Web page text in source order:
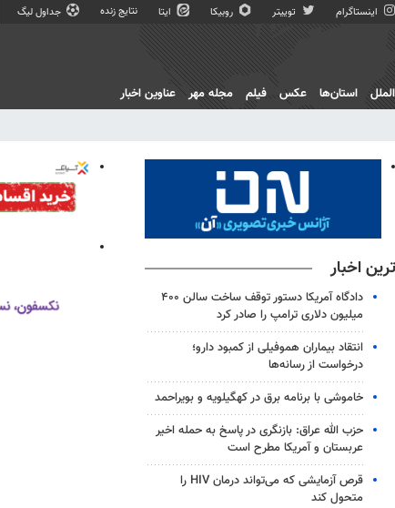
اینستاگرام توییتر روبیکا ایتا نتایج زنده جداول لیگ
استان‌ها عکس فیلم مجله مهر عناوین اخبار
اخبار
دادگاه آمریکا دستور توقف ساخت سالن ۴۰۰
میلیون دلاری ترامپ را صادر کرد
انتقاد بیماران هموفیلی از کمبود دارو؛
درخواست از رسانه‌ها
خاموشی با برنامه برق در کهگیلویه و بویراحمد
حزب الله عراق: بازنگری در پاسخ به حمله اخیر
عربستان و آمریکا مطرح است
قرص آزمایشی که می‌تواند درمان HIV را
متحول کند